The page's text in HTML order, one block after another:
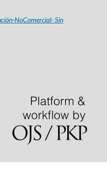
NoComercial- Sin